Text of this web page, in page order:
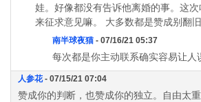
娃。好像都没有告诉他离婚的事。这
来征求意见嘛。 大多数都是赞成别翻旧
南半球夜猫 - 07/16/21 05:37
每次都是你主动联系确实容易让人
人参花- 07/15/21 07:04
赞成你的判断，也赞成你的独立。自由太重